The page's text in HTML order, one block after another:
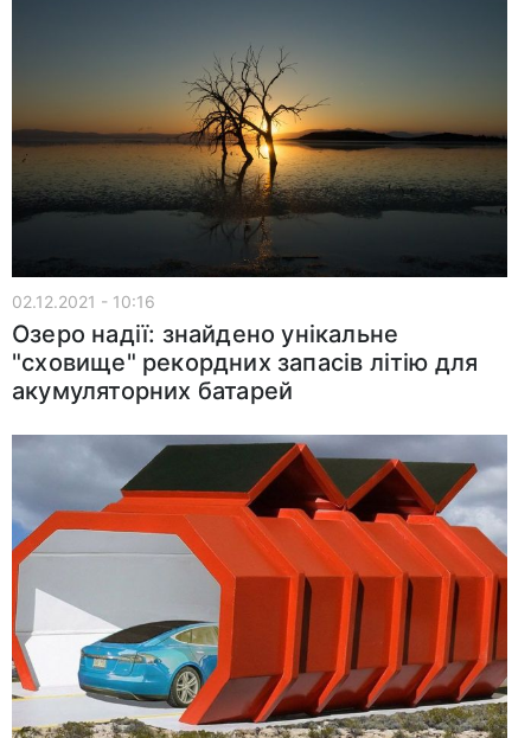
02.12.2021 - 10:16
Озеро надії: знайдено унікальне
"сховище" рекордних запасів літію для
акумуляторних батарей